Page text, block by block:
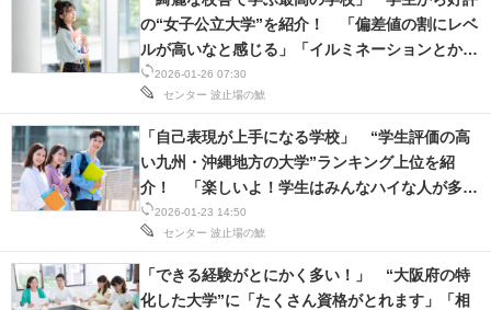
2026-01-26 07:30
センター 波止場の鯱
の“女子公立大学”を紹介！ 「偏差値の割にレベ
ルが高いなと感じる」「イルミネーションとかも
きれい」
2026-01-23 14:50
センター 波止場の鯱
「自己表現が上手になる学校」 “学生評価の高
い九州・沖縄地方の大学”ランキング上位を紹
介！ 「楽しいよ！学生はみんなハイな人が多
い！」「留学や海外研修の機会もたくさん」
「できる経験がとにかく多い！」 “大阪府の特
化した大学”に「たくさん資格がとれます」「相